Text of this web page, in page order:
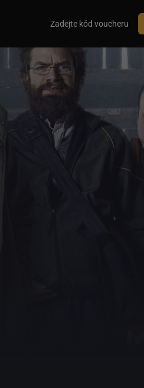
Zadejte kód voucheru